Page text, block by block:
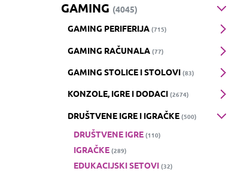
GAMING (4045)
GAMING PERIFERIJA (715)
GAMING RAČUNALA (77)
GAMING STOLICE I STOLOVI (83)
KONZOLE, IGRE I DODACI (2674)
DRUŠTVENE IGRE I IGRAČKE (500)
DRUŠTVENE IGRE(110)
IGRAČKE(289)
EDUKACIJSKI SETOVI(32)